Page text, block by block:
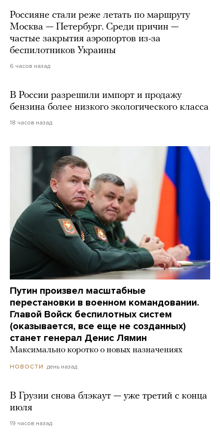
Россияне стали реже летать по маршруту
Москва — Петербург. Среди причин —
частые закрытия аэропортов из-за
беспилотников Украины
6 часов назад
В России разрешили импорт и продажу
бензина более низкого экологического класса
18 часов назад
Путин произвел масштабные
перестановки в военном командовании.
Главой Войск беспилотных систем
(оказывается, все еще не созданных)
станет генерал Денис Лямин
Максимально коротко о новых назначениях
НОВОСТИ день назад
В Грузии снова блэкаут — уже третий с конца
июля
19 часов назад